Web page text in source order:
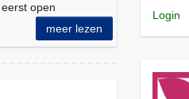
open
meer lezen
e
Login